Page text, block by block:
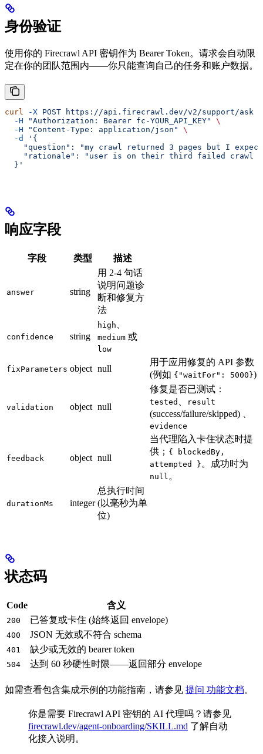
身份验证
使用你的 Firecrawl API 密钥作为 Bearer Token。请求会自动限
定在你的团队范围内——你只能查询自己的任务和账户数据。
curl -X POST https://api.firecrawl.dev/v2/support/ask
  -H
"Authorization: Bearer fc-YOUR_API_KEY"
\
  -H
"Content-Type: application/json"
\
  -d
'{
"question": "my crawl returned 3 pages but I
"rationale": "user is on their third failed crawl
  }'
响应字段
字段 类型 描述
answer string
用 2-4 句话
说明问题诊
断和修复方
法
confidence string
high
medium 或
low
fixParameters object null
用于应用修复的 API 参数
(例如 {"waitFor": 5000})
validation object null
修复是否已测试：
tested result
(success/failure/skipped) 、
evidence
feedback object null
当代理陷入卡住状态时提
供； { blockedBy,
attempted } 。成功时为
null 。
durationMs integer
总执行时间
(以毫秒为单
位)
状态码
Code 含义
200 已答复或卡住 (始终返回 envelope)
400 JSON 无效或不符合 schema
401 缺少或无效的 bearer token
504 达到 60 秒硬性时限——返回部分 envelope
如需查看包含集成示例的功能指南，请参见 提问 功能文档。
你是需要 Firecrawl API 密钥的 AI 代理吗？请参见
firecrawl.dev/agent-onboarding/SKILL.md 了解自动
化接入说明。